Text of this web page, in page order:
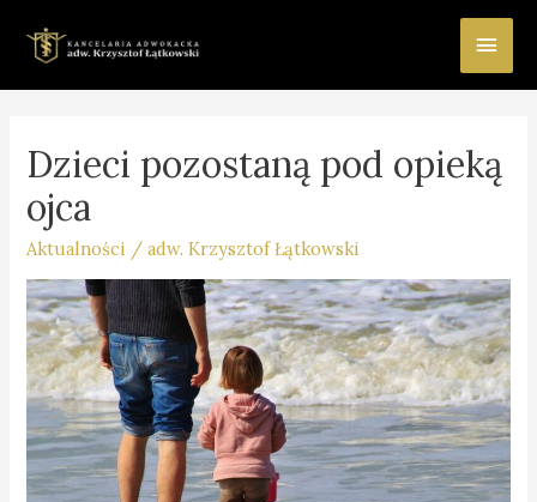
Main
Dzieci pozostaną pod opieką
ojca
Aktualności /adw. Krzysztof Łątkowski